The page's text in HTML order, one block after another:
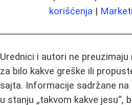
korišćenja |
Urednici i autori ne
za bilo kakve greške ili
sajta. Informacije sadržane
u stanju „takvom kakve jesu“,